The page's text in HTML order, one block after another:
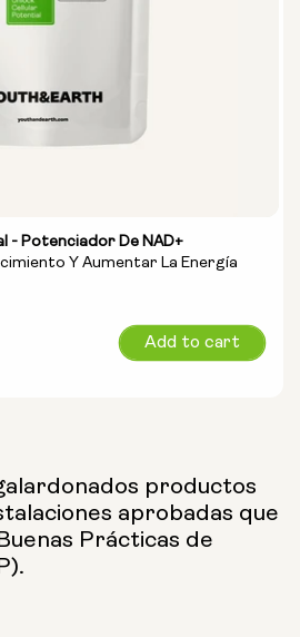
- Potenciador De NAD+
Y Aumentar La Energía
Add to cart
productos
aprobadas que
Prácticas de